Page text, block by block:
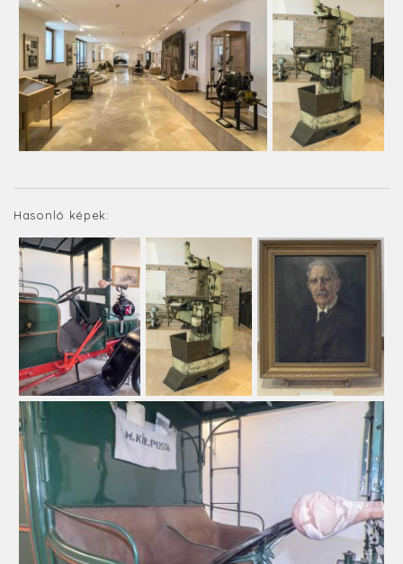
Hasonló képek: